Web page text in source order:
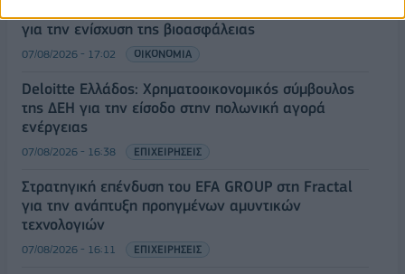
για την ενίσχυση της βιοασφάλειας
07/08/2026 - 17:02 ΟΙΚΟΝΟΜΙΑ
Deloitte Ελλάδος: Χρηματοοικονομικός σύμβουλος
της ΔΕΗ για την είσοδο στην πολωνική αγορά
ενέργειας
07/08/2026 - 16:38 ΕΠΙΧΕΙΡΗΣΕΙΣ
Στρατηγική επένδυση του EFA GROUP στη Fractal
για την ανάπτυξη προηγμένων αμυντικών
τεχνολογιών
07/08/2026 - 16:11 ΕΠΙΧΕΙΡΗΣΕΙΣ